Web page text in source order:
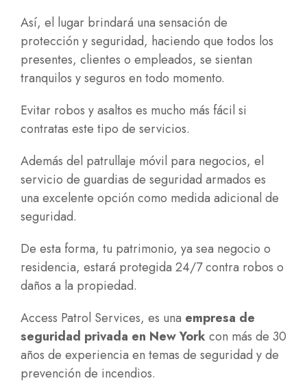
Así, el lugar brindará una sensación de
protección y seguridad, haciendo que todos los
presentes, clientes o empleados, se sientan
tranquilos y seguros en todo momento.
Evitar robos y asaltos es mucho más fácil si
contratas este tipo de servicios.
Además del patrullaje móvil para negocios, el
servicio de guardias de seguridad armados es
una excelente opción como medida adicional de
seguridad.
De esta forma, tu patrimonio, ya sea negocio o
residencia, estará protegida 24/7 contra robos o
daños a la propiedad.
Access Patrol Services, es una empresa de
seguridad privada en New York con más de 30
años de experiencia en temas de seguridad y de
prevención de incendios.